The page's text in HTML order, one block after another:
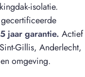
isolatie.
jaar garantie. Actief
Gillis, Anderlecht,
omgeving.